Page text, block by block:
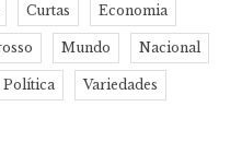
Curtas Economia
Mundo Nacional
Política Variedades